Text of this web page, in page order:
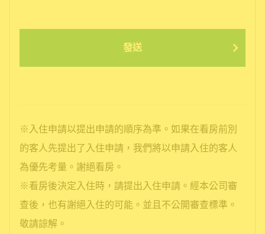
發送
※入住申請以提出申請的順序為準。如果在看房前別
的客人先提出了入住申請，我們將以申請入住的客人
為優先考量。謝絕看房。
※看房後決定入住時，請提出入住申請。經本公司審
查後，也有謝絕入住的可能。並且不公開審查標準。
敬請諒解。